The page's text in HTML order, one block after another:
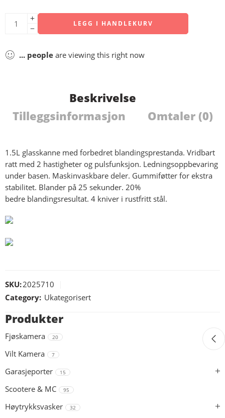
LEGG I HANDLEKURV
... people are viewing this right now
Beskrivelse
Tilleggsinformasjon
Omtaler (0)
1.5L glasskanne med forbedret blandingsprestanda. Vridbart
ratt med 2 hastigheter og pulsfunksjon. Ledningsoppbevaring
under basen. Maskinvaskbare deler. Gummiføtter for ekstra
stabilitet. Blander på 25 sekunder. 20%
bedre blandingsresultat. 4 kniver i rustfritt stål.
SKU:2025710
Category: Ukategorisert
Produkter
Fjøskamera 20
Vilt Kamera 7
Garasjeporter 15
Scootere & MC 95
Høytrykksvasker 32